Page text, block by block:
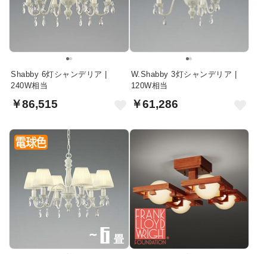
Shabby 6灯シャンデリア |
240W相当
￥86,515
W.Shabby 3灯シャンデリア |
120W相当
￥61,286